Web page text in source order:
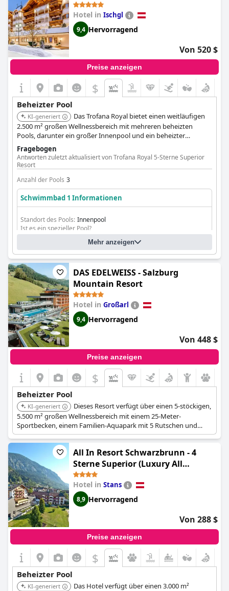
Hotel in Ischgl
9,4 Hervorragend
Von 520 $
Preise anzeigen
$
Beheizter Pool
KI-generiert
Das Trofana Royal bietet einen weitläufigen
2.500 m² großen Wellnessbereich mit mehreren beheizten
Pools, darunter ein großer Innenpool und ein beheizter
Außenpool mit Massagedüsen und Panoramablick. Es bietet
eine luxuriöse Umgebung für aquatische Entspannung.
Fragebogen
Antworten zuletzt aktualisiert von Trofana Royal 5-Sterne Superior
Resort
Anzahl der Pools 3
Schwimmbad 1 Informationen
Standort des Pools: Innenpool
Ist es ein spezieller Pool?
Beheizter Pool
Mehr anzeigen
DAS EDELWEISS - Salzburg
Mountain Resort
Hotel in Großarl
9,4 Hervorragend
Von 448 $
Preise anzeigen
$
Beheizter Pool
KI-generiert
Dieses Resort verfügt über einen 5-stöckigen,
5.500 m² großen Wellnessbereich mit einem 25-Meter-
Sportbecken, einem Familien-Aquapark mit 5 Rutschen und
einem beheizten Innen- und Außenpool sowie einem nur für
Erwachsene zugänglichen 'Mountain Spa' mit Infinity-Pool und
Ruhebereichen.
All In Resort Schwarzbrunn - 4
Sterne Superior (Luxury All
Inclusive Resort Schwarzbrunn - 4
Stars Superior)
Hotel in Stans
8,9 Hervorragend
Von 288 $
Preise anzeigen
$
Beheizter Pool
KI-generiert
Das Hotel verfügt über einen 3.000 m²